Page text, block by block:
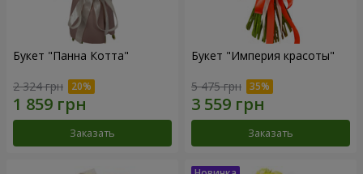
Букет "Панна Котта"
2 324 грн
Заказать
Букет "Империя красоты"
5 475 грн
Заказать